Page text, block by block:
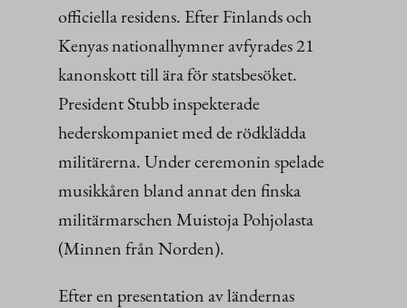
officiella residens. Efter Finlands och
Kenyas nationalhymner avfyrades 21
kanonskott till ära för statsbesöket.
President Stubb inspekterade
hederskompaniet med de rödklädda
militärerna. Under ceremonin spelade
musikkåren bland annat den finska
militärmarschen Muistoja Pohjolasta
(Minnen från Norden).
Efter en presentation av ländernas